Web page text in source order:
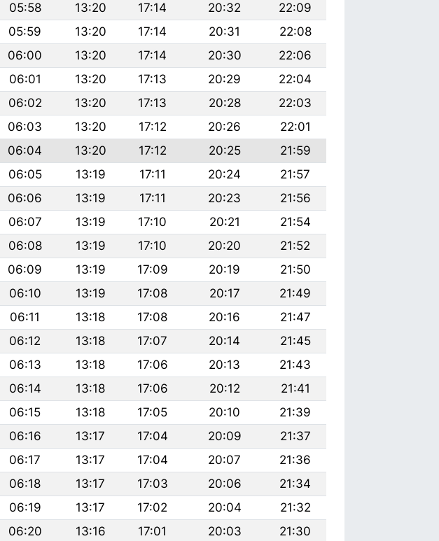
05:58 13:20 17:14 20:32
22:09
05:59 13:20 17:14 20:31
22:08
06:00 13:20 17:14 20:30
22:06
06:01 13:20 17:13 20:29
22:04
06:02 13:20 17:13 20:28
22:03
06:03 13:20 17:12 20:26
22:01
06:04 13:20 17:12 20:25
21:59
06:05 13:19 17:11 20:24
21:57
06:06 13:19 17:11 20:23
21:56
06:07 13:19 17:10 20:21
21:54
06:08 13:19 17:10 20:20
21:52
06:09 13:19 17:09 20:19
21:50
06:10 13:19 17:08 20:17
21:49
06:11 13:18 17:08 20:16
21:47
06:12 13:18 17:07 20:14
21:45
06:13 13:18 17:06 20:13
21:43
06:14 13:18 17:06 20:12
21:41
06:15 13:18 17:05 20:10
21:39
06:16 13:17 17:04 20:09
21:37
06:17 13:17 17:04 20:07
21:36
06:18 13:17 17:03 20:06
21:34
06:19 13:17 17:02 20:04
21:32
06:20 13:16 17:01 20:03
21:30